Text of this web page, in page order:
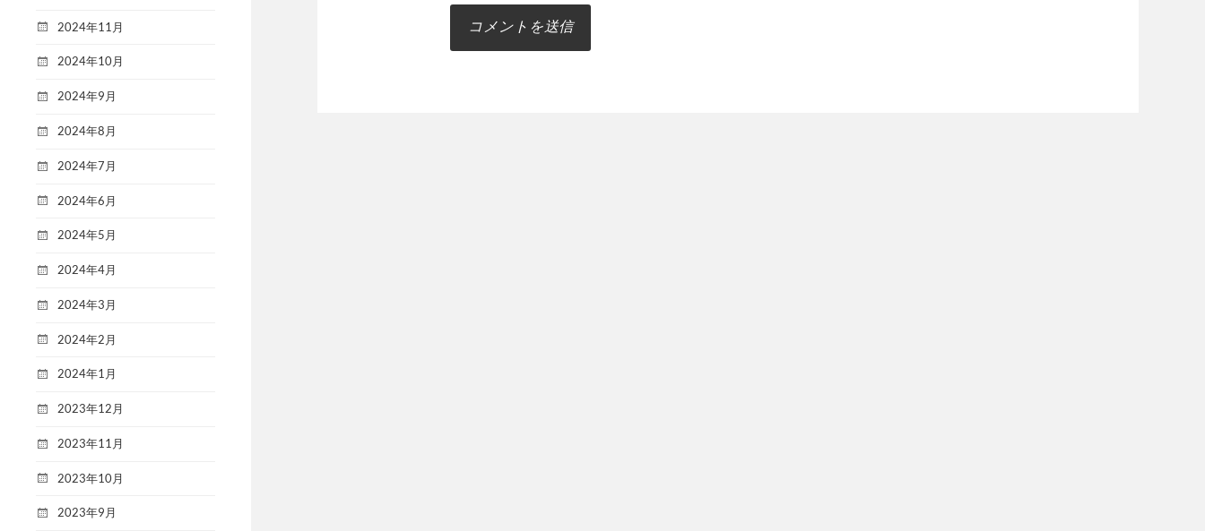
2024年11月
2024年10月
2024年9月
2024年8月
2024年7月
2024年6月
2024年5月
2024年4月
2024年3月
2024年2月
2024年1月
2023年12月
2023年11月
2023年10月
2023年9月